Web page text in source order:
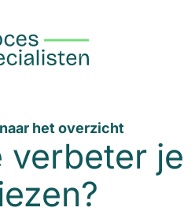
het overzicht
verbeter